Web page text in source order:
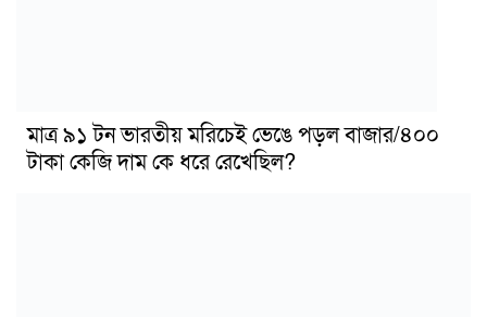
মাত্র ৯১ টন ভারতীয় মরিচেই ভেঙে পড়ল বাজার/৪০০
টাকা কেজি দাম কে ধরে রেখেছিল?